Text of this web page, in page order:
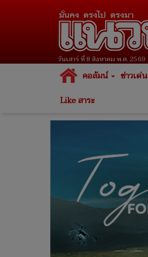
วันเสาร์ ที่ 8 สิงหาคม พ.ศ. 2569
คอลัมน์ ข่าวเด่น
Like สาระ